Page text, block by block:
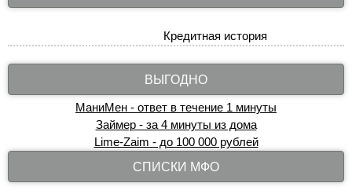
Кредитная история
ВЫГОДНО
МаниМен - ответ в течение 1 минуты
Займер - за 4 минуты из дома
Lime-Zaim - до 100 000 рублей
СПИСКИ МФО